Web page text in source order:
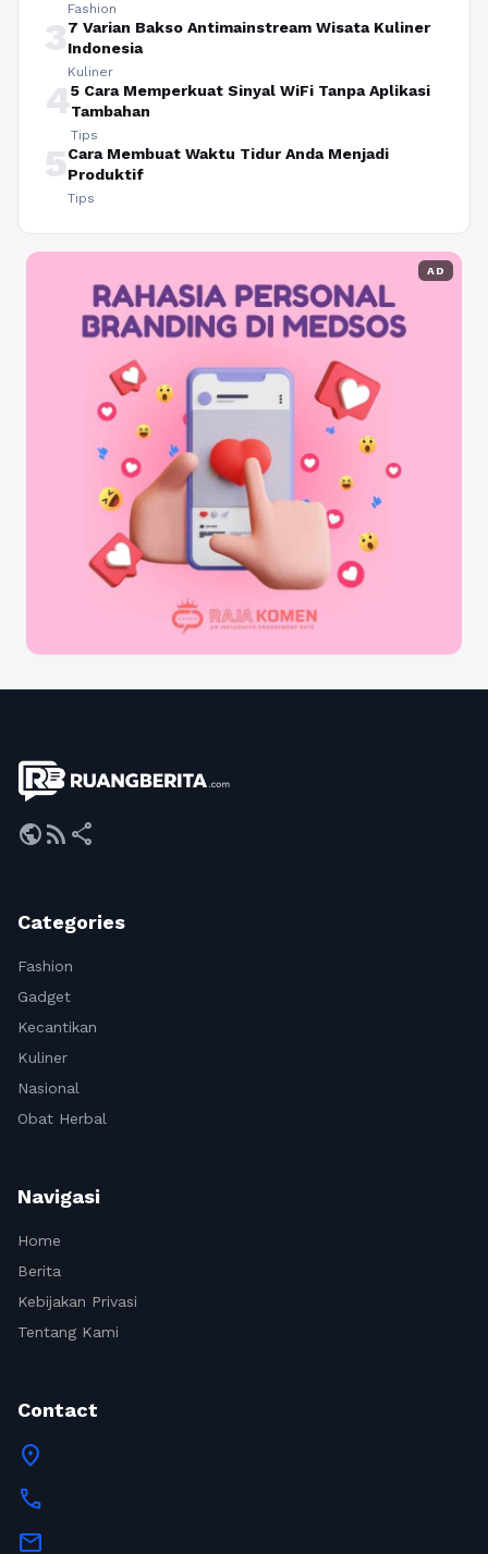
Fashion
37 Varian Bakso Antimainstream Wisata Kuliner
Indonesia
Kuliner
45 Cara Memperkuat Sinyal WiFi Tanpa Aplikasi
Tambahan
Tips
5Cara Membuat Waktu Tidur Anda Menjadi
Produktif
Tips
AD
publicrss_feed share
Categories
Fashion
Gadget
Kecantikan
Kuliner
Nasional
Obat Herbal
Navigasi
Home
Berita
Kebijakan Privasi
Tentang Kami
Contact
location_on
call
mail